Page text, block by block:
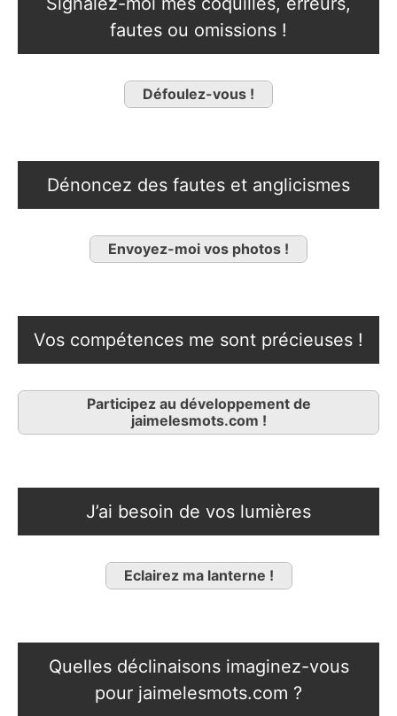
fautes ou omissions !
Défoulez-vous !
Dénoncez des fautes et anglicismes
Envoyez-moi vos photos !
Vos compétences me sont précieuses !
Participez au développement de
jaimelesmots.com !
J’ai besoin de vos lumières
Eclairez ma lanterne !
Quelles déclinaisons imaginez-vous
pour jaimelesmots.com ?